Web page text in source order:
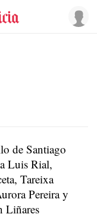
de Santiago
Luis Rial,
Tareixa
Pereira y
Liñares